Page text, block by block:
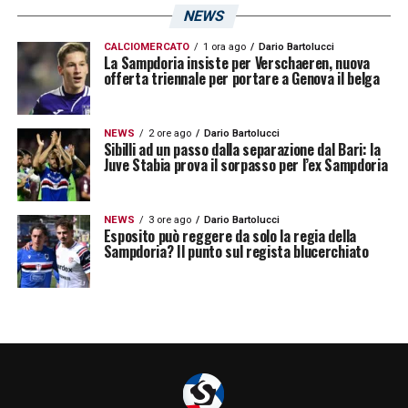
Lipsia, Bayer Leverkusen, Stoccardae
Bayern Monaco. L’unico ostacolo è stato un
tendine rotuleo infiammato che ne ha
limitato la continuità.
Udinese, il ritiro estivo sarà il banco
di prova
Quest’estate, quindi, i due exSampdoria
avranno l’opportunità di confermare quanto
di buono mostrato in prestito e guadagnarsi
sarà fondamentale per valutare stato fisico,
, confermando il valore
NEWS
CALCIOMERCATO 1 ora ago Dario Bartolucci
La Sampdoria insiste per Verschaeren, nuova
offerta triennale per portare a Genova il belga
NEWS 2 ore ago Dario Bartolucci
Sibilli ad un passo dalla separazione dal Bari: la
Juve Stabia prova il sorpasso per l’ex Sampdoria
NEWS 3 ore ago Dario Bartolucci
Esposito può reggere da solo la regia della
Sampdoria? Il punto sul regista blucerchiato